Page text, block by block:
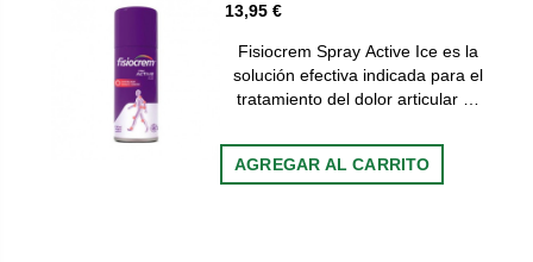
13,95 €
Fisiocrem Spray Active Ice es la
solución efectiva indicada para el
tratamiento del dolor articular …
AGREGAR AL CARRITO